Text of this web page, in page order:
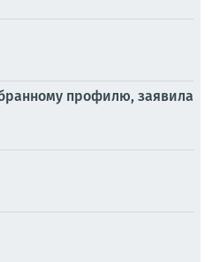
профилю, заявила